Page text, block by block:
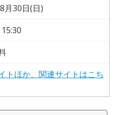
月30日(日)
トほか、関連サイトはこち